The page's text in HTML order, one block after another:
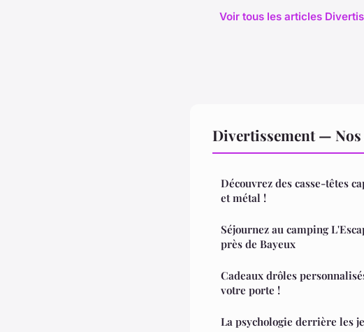
Voir tous les articles
Divertissement —
Découvrez des casse-têtes
et métal !
Séjournez au camping
près de Bayeux
Cadeaux drôles
votre porte !
La psychologie derrière les